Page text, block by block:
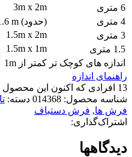
6 متری
3m x 2m
4 متری
(حدود) 2.4m x1.6 m
3 متری
1.5m x 2m
1.5 متری
1.5m x 1m
اندازه های کوچک تر کمتر از 1m
راهنمای اندازه
13 افرادی که اکنون این محصول
شناسه محصول: 014368 دسته:
فرش ها, فرش دستباف
اشتراک‌گذاری:
دیدگاهها